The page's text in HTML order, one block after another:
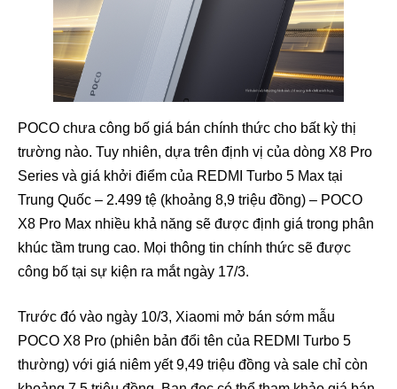
POCO chưa công bố giá bán chính thức cho bất kỳ thị
trường nào. Tuy nhiên, dựa trên định vị của dòng X8 Pro
Series và giá khởi điểm của REDMI Turbo 5 Max tại
Trung Quốc – 2.499 tệ (khoảng 8,9 triệu đồng) – POCO
X8 Pro Max nhiều khả năng sẽ được định giá trong phân
khúc tầm trung cao. Mọi thông tin chính thức sẽ được
công bố tại sự kiện ra mắt ngày 17/3.
Trước đó vào ngày 10/3, Xiaomi mở bán sớm mẫu
POCO X8 Pro (phiên bản đổi tên của REDMI Turbo 5
thường) với giá niêm yết 9,49 triệu đồng và sale chỉ còn